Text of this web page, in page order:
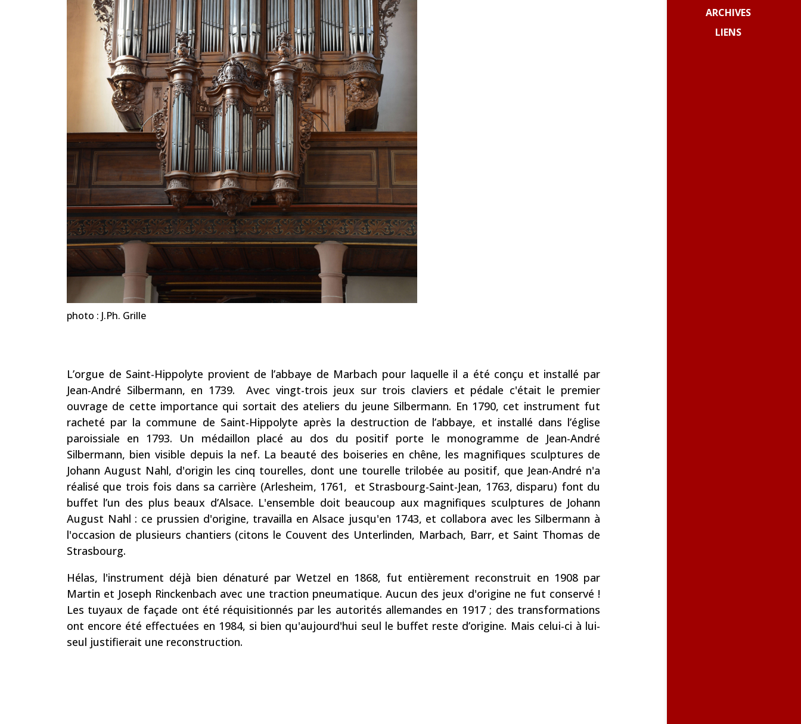
ARCHIVES
LIENS
photo : J.Ph. Grille
L’orgue de Saint-Hippolyte provient de l’abbaye de Marbach pour laquelle il a été conçu et installé par
Jean-André Silbermann, en 1739. Avec vingt-trois jeux sur trois claviers et pédale c'était le premier
ouvrage de cette importance qui sortait des ateliers du jeune Silbermann. En 1790, cet instrument fut
racheté par la commune de Saint-Hippolyte après la destruction de l’abbaye, et installé dans l’église
paroissiale en 1793. Un médaillon placé au dos du positif porte le monogramme de Jean-André
Silbermann, bien visible depuis la nef. La beauté des boiseries en chêne, les magnifiques sculptures de
Johann August Nahl, d'origin les cinq tourelles, dont une tourelle trilobée au positif, que Jean-André n'a
réalisé que trois fois dans sa carrière (Arlesheim, 1761, et Strasbourg-Saint-Jean, 1763, disparu) font du
buffet l’un des plus beaux d’Alsace. L'ensemble doit beaucoup aux magnifiques sculptures de Johann
August Nahl : ce prussien d'origine, travailla en Alsace jusqu'en 1743, et collabora avec les Silbermann à
l'occasion de plusieurs chantiers (citons le Couvent des Unterlinden, Marbach, Barr, et Saint Thomas de
Strasbourg.
Hélas, l'instrument déjà bien dénaturé par Wetzel en 1868, fut entièrement reconstruit en 1908 par
Martin et Joseph Rinckenbach avec une traction pneumatique. Aucun des jeux d'origine ne fut conservé !
Les tuyaux de façade ont été réquisitionnés par les autorités allemandes en 1917 ; des transformations
ont encore été effectuées en 1984, si bien qu'aujourd'hui seul le buffet reste d’origine. Mais celui-ci à lui-
seul justifierait une reconstruction.